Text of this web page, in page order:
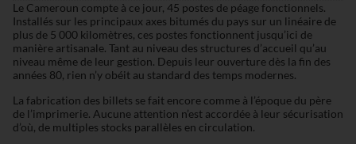
Le Cameroun compte à ce jour, 45 postes de péage fonctionnels.
Installés sur les principaux axes bitumés du pays sur un linéaire de
plus de 5 000 kilomètres, ces postes fonctionnent jusqu’ici de
manière artisanale. Tant au niveau des structures d’accueil qu’au
niveau même de leur gestion. Depuis leur ouverture dès la fin des
années 80, rien n’y obéit au standard des temps modernes.
La fabrication des billets se fait encore comme à l’époque du père
de l’imprimerie. Aucune attention n’est accordée à leur sécurisation
d’où, de multiples stocks parallèles en circulation.